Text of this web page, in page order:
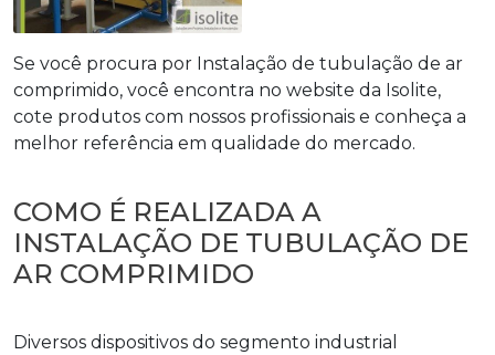
Se você procura por Instalação de tubulação de ar
comprimido, você encontra no website da Isolite,
cote produtos com nossos profissionais e conheça a
melhor referência em qualidade do mercado.
COMO É REALIZADA A
INSTALAÇÃO DE TUBULAÇÃO DE
AR COMPRIMIDO
Diversos dispositivos do segmento industrial